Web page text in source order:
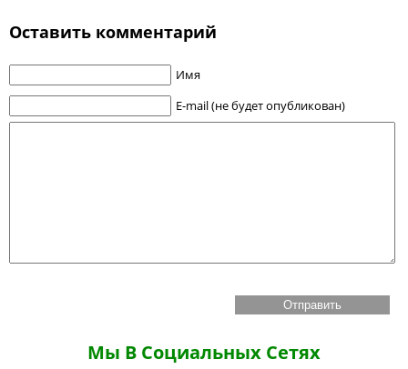
Оставить комментарий
Имя
E-mail (не будет опубликован)
Мы В Социальных Сетях